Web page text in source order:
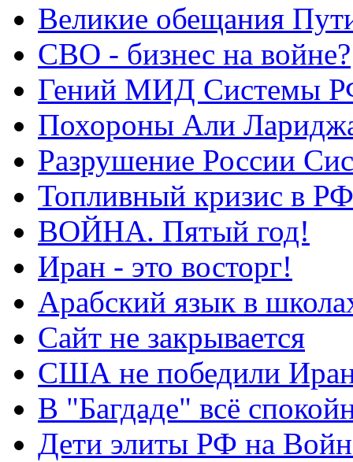
Великие обещания
СВО - бизнес на войне?
Гений МИД Системы
Похороны Али
Разрушение России
Топливный кризис в РФ
ВОЙНА. Пятый год!
Иран - это восторг!
Арабский язык в
Сайт не закрывается
США не победили
В "Багдаде" всё
Дети элиты РФ на